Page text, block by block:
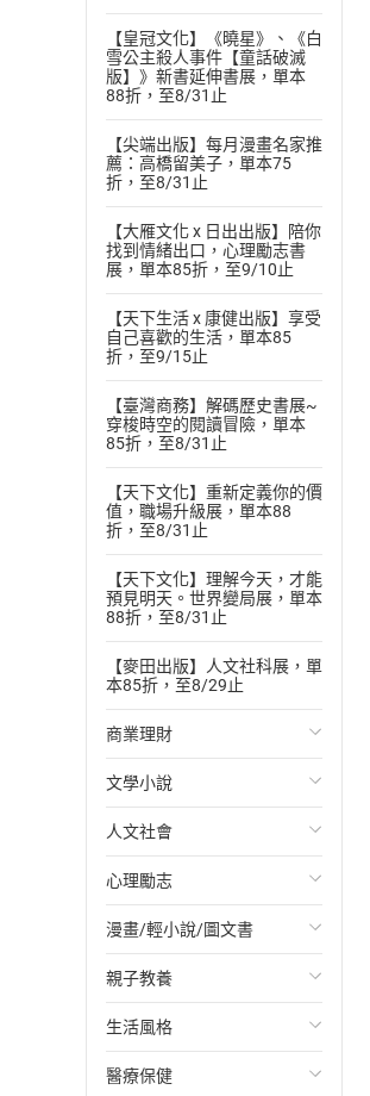
【皇冠文化】《曉星》、《白
雪公主殺人事件【童話破滅
版】》新書延伸書展，單本
88折，至8/31止
【尖端出版】每月漫畫名家推
薦：高橋留美子，單本75
折，至8/31止
【大雁文化 x 日出出版】陪你
找到情緒出口，心理勵志書
展，單本85折，至9/10止
【天下生活 x 康健出版】享受
自己喜歡的生活，單本85
折，至9/15止
【臺灣商務】解碼歷史書展~
穿梭時空的閱讀冒險，單本
85折，至8/31止
【天下文化】重新定義你的價
值，職場升級展，單本88
折，至8/31止
【天下文化】理解今天，才能
預見明天。世界變局展，單本
88折，至8/31止
【麥田出版】人文社科展，單
本85折，至8/29止
商業理財
投資理財
經濟/趨勢
財務/金融
管理/領導
職場工作術
成功法
行銷/廣告
文學小說
歐美文學
日本文學
韓國文學
華文文學
經典文學
成長/家庭生活小說
人文社會
國際關係
政治
社會科學
台灣/中國歷史
日/韓歷史
心理勵志
心靈成長/情緒
人際關係
兩性關係
心理學
漫畫/輕小說/圖文書
輕小說
奇幻/科幻
愛情故事
親子教養
教育現場
兒童文學/故事
生活風格
飲食/食譜
醫療保健